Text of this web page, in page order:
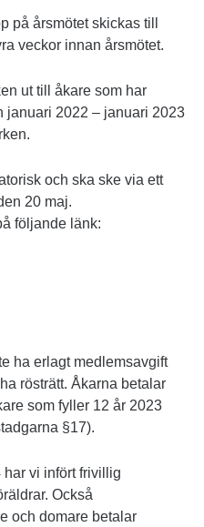
på årsmötet skickas till
veckor innan årsmötet.
ut till åkare som har
januari 2022 – januari 2023
och ska ske via ett
20 maj.
följande länk:
ha erlagt medlemsavgift
rösträtt. Åkarna betalar
som fyller 12 år 2023
§17).
har vi infört frivillig
Också
och domare betalar